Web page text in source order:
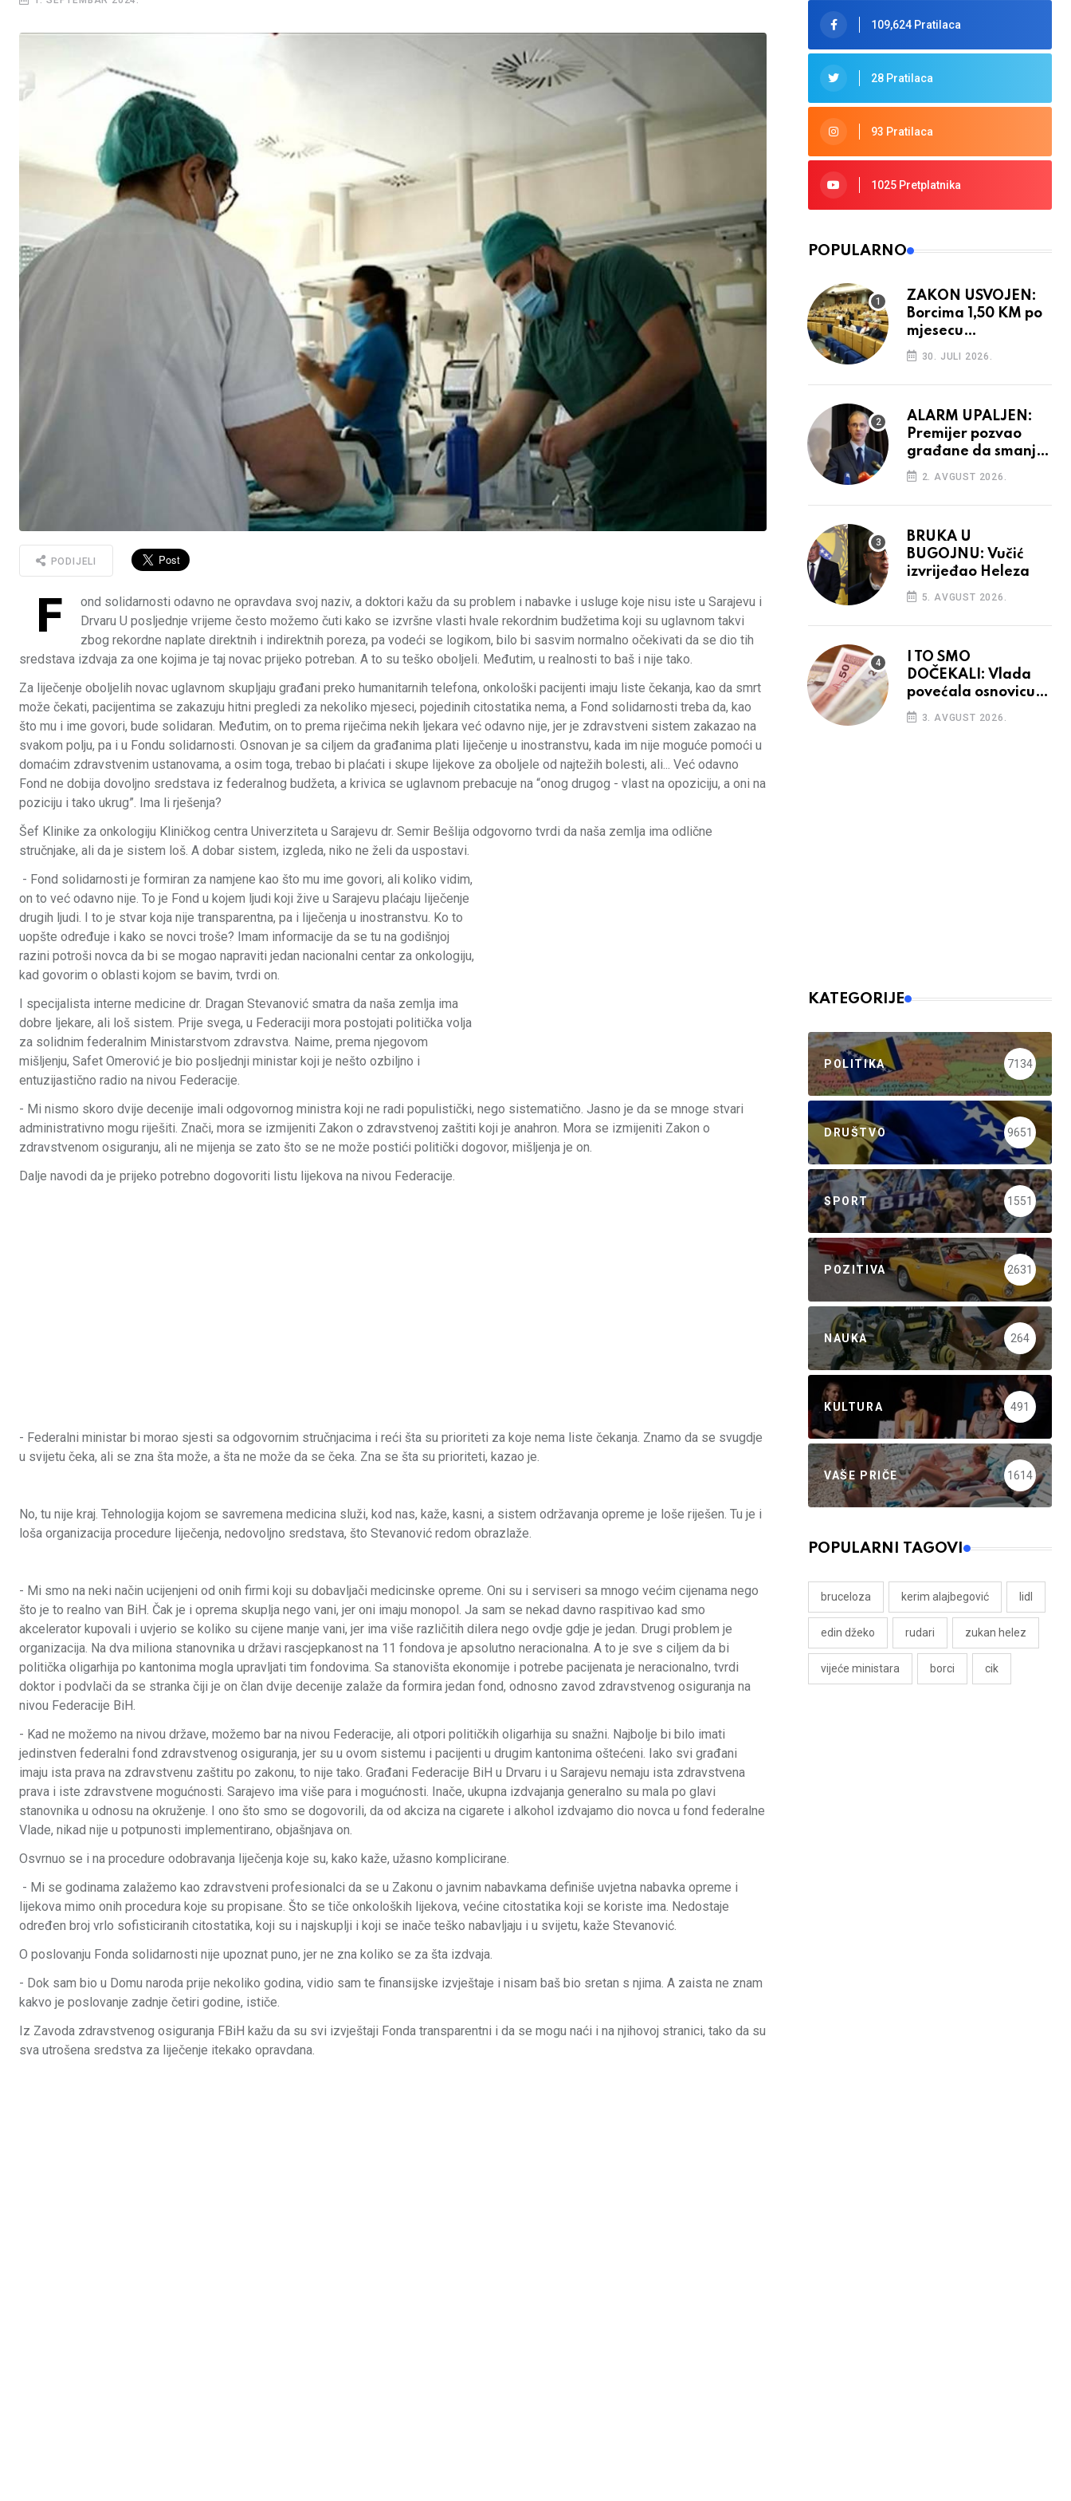
PODIJELI
F
ond solidarnosti odavno ne opravdava svoj naziv, a doktori kažu da su problem i nabavke i usluge koje nisu iste u Sarajevu i
Drvaru U posljednje vrijeme često možemo čuti kako se izvršne vlasti hvale rekordnim budžetima koji su uglavnom takvi
zbog rekordne naplate direktnih i indirektnih poreza, pa vodeći se logikom, bilo bi sasvim normalno očekivati da se dio tih
sredstava izdvaja za one kojima je taj novac prijeko potreban. A to su teško oboljeli. Međutim, u realnosti to baš i nije tako.
Za liječenje oboljelih novac uglavnom skupljaju građani preko humanitarnih telefona, onkološki pacijenti imaju liste čekanja, kao da smrt
može čekati, pacijentima se zakazuju hitni pregledi za nekoliko mjeseci, pojedinih citostatika nema, a Fond solidarnosti treba da, kao
što mu i ime govori, bude solidaran. Međutim, on to prema riječima nekih ljekara već odavno nije, jer je zdravstveni sistem zakazao na
svakom polju, pa i u Fondu solidarnosti. Osnovan je sa ciljem da građanima plati liječenje u inostranstvu, kada im nije moguće pomoći u
domaćim zdravstvenim ustanovama, a osim toga, trebao bi plaćati i skupe lijekove za oboljele od najtežih bolesti, ali... Već odavno
Fond ne dobija dovoljno sredstava iz federalnog budžeta, a krivica se uglavnom prebacuje na “onog drugog - vlast na opoziciju, a oni na
poziciju i tako ukrug”. Ima li rješenja?
Šef Klinike za onkologiju Kliničkog centra Univerziteta u Sarajevu dr. Semir Bešlija odgovorno tvrdi da naša zemlja ima odlične
stručnjake, ali da je sistem loš. A dobar sistem, izgleda, niko ne želi da uspostavi.
- Fond solidarnosti je formiran za namjene kao što mu ime govori, ali koliko vidim,
on to već odavno nije. To je Fond u kojem ljudi koji žive u Sarajevu plaćaju liječenje
drugih ljudi. I to je stvar koja nije transparentna, pa i liječenja u inostranstvu. Ko to
uopšte određuje i kako se novci troše? Imam informacije da se tu na godišnjoj
razini potroši novca da bi se mogao napraviti jedan nacionalni centar za onkologiju,
kad govorim o oblasti kojom se bavim, tvrdi on.
I specijalista interne medicine dr. Dragan Stevanović smatra da naša zemlja ima
dobre ljekare, ali loš sistem. Prije svega, u Federaciji mora postojati politička volja
za solidnim federalnim Ministarstvom zdravstva. Naime, prema njegovom
mišljenju, Safet Omerović je bio posljednji ministar koji je nešto ozbiljno i
entuzijastično radio na nivou Federacije.
- Mi nismo skoro dvije decenije imali odgovornog ministra koji ne radi populistički, nego sistematično. Jasno je da se mnoge stvari
administrativno mogu riješiti. Znači, mora se izmijeniti Zakon o zdravstvenoj zaštiti koji je anahron. Mora se izmijeniti Zakon o
zdravstvenom osiguranju, ali ne mijenja se zato što se ne može postići politički dogovor, mišljenja je on.
Dalje navodi da je prijeko potrebno dogovoriti listu lijekova na nivou Federacije.
- Federalni ministar bi morao sjesti sa odgovornim stručnjacima i reći šta su prioriteti za koje nema liste čekanja. Znamo da se svugdje
u svijetu čeka, ali se zna šta može, a šta ne može da se čeka. Zna se šta su prioriteti, kazao je.
No, tu nije kraj. Tehnologija kojom se savremena medicina služi, kod nas, kaže, kasni, a sistem održavanja opreme je loše riješen. Tu je i
loša organizacija procedure liječenja, nedovoljno sredstava, što Stevanović redom obrazlaže.
- Mi smo na neki način ucijenjeni od onih firmi koji su dobavljači medicinske opreme. Oni su i serviseri sa mnogo većim cijenama nego
što je to realno van BiH. Čak je i oprema skuplja nego vani, jer oni imaju monopol. Ja sam se nekad davno raspitivao kad smo
akcelerator kupovali i uvjerio se koliko su cijene manje vani, jer ima više različitih dilera nego ovdje gdje je jedan. Drugi problem je
organizacija. Na dva miliona stanovnika u državi rascjepkanost na 11 fondova je apsolutno neracionalna. A to je sve s ciljem da bi
politička oligarhija po kantonima mogla upravljati tim fondovima. Sa stanovišta ekonomije i potrebe pacijenata je neracionalno, tvrdi
doktor i podvlači da se stranka čiji je on član dvije decenije zalaže da formira jedan fond, odnosno zavod zdravstvenog osiguranja na
nivou Federacije BiH.
- Kad ne možemo na nivou države, možemo bar na nivou Federacije, ali otpori političkih oligarhija su snažni. Najbolje bi bilo imati
jedinstven federalni fond zdravstvenog osiguranja, jer su u ovom sistemu i pacijenti u drugim kantonima oštećeni. Iako svi građani
imaju ista prava na zdravstvenu zaštitu po zakonu, to nije tako. Građani Federacije BiH u Drvaru i u Sarajevu nemaju ista zdravstvena
prava i iste zdravstvene mogućnosti. Sarajevo ima više para i mogućnosti. Inače, ukupna izdvajanja generalno su mala po glavi
stanovnika u odnosu na okruženje. I ono što smo se dogovorili, da od akciza na cigarete i alkohol izdvajamo dio novca u fond federalne
Vlade, nikad nije u potpunosti implementirano, objašnjava on.
Osvrnuo se i na procedure odobravanja liječenja koje su, kako kaže, užasno komplicirane.
- Mi se godinama zalažemo kao zdravstveni profesionalci da se u Zakonu o javnim nabavkama definiše uvjetna nabavka opreme i
lijekova mimo onih procedura koje su propisane. Što se tiče onkoloških lijekova, većine citostatika koji se koriste ima. Nedostaje
određen broj vrlo sofisticiranih citostatika, koji su i najskuplji i koji se inače teško nabavljaju i u svijetu, kaže Stevanović.
O poslovanju Fonda solidarnosti nije upoznat puno, jer ne zna koliko se za šta izdvaja.
- Dok sam bio u Domu naroda prije nekoliko godina, vidio sam te finansijske izvještaje i nisam baš bio sretan s njima. A zaista ne znam
kakvo je poslovanje zadnje četiri godine, ističe.
Iz Zavoda zdravstvenog osiguranja FBiH kažu da su svi izvještaji Fonda transparentni i da se mogu naći i na njihovoj stranici, tako da su
sva utrošena sredstva za liječenje itekako opravdana.
109,624 Pratilaca
28 Pratilaca
93 Pratilaca
1025 Pretplatnika
POPULARNO
ZAKON USVOJEN:
Borcima 1,50 KM po
mjesecu
provedenom u ratu
30. JULI 2026.
ALARM UPALJEN:
Premijer pozvao
građane da smanje
potrošnju struje
2. AVGUST 2026.
BRUKA U
BUGOJNU: Vučić
izvrijeđao Heleza
5. AVGUST 2026.
I TO SMO
DOČEKALI: Vlada
povećala osnovicu
za obračun plaća
budžetskim
3. AVGUST 2026.
KATEGORIJE
POLITIKA 7134
DRUŠTVO 9651
SPORT 1551
POZITIVA 2631
NAUKA 264
KULTURA 491
VAŠE PRIČE 1614
POPULARNI TAGOVI
bruceloza kerim alajbegović lidl
edin džeko rudari zukan helez
vijeće ministara borci cik